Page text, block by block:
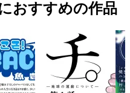
おすすめの作品